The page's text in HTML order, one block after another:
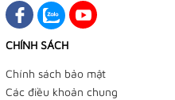
CHÍNH SÁCH
Chính sách bảo mật
Các điều khoản chung